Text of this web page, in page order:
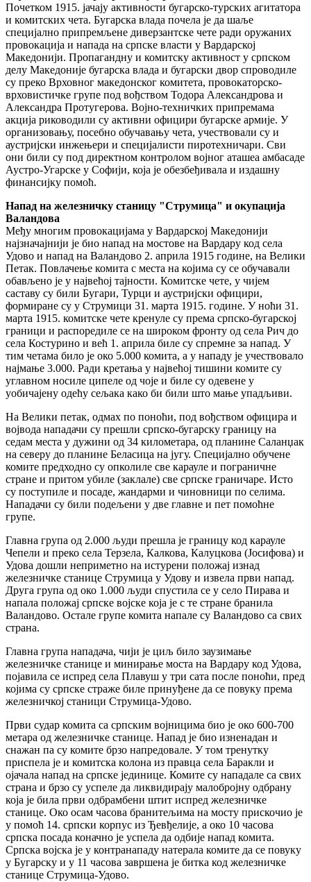
Почетком 1915. јачају активности бугарско-турских агитатора
и комитских чета. Бугарска влада почела је да шаље
специјално припремљене диверзантске чете ради оружаних
провокација и напада на српске власти у Вардарској
Македонији. Пропагандну и комитску активност у српском
делу Македоније бугарска влада и бугарски двор спроводиле
су преко Врховног македонског комитета, провокаторско-
врховистичке групе под вођством Тодора Александрова и
Александра Протугерова. Војно-техничких припремама
акција риководили су активни официри бугарске армије. У
организовању, посебно обучавању чета, учествовали су и
аустријски инжењери и специјалисти пиротехничари. Сви
они били су под директном контролом војног аташеа амбасаде
Аустро-Угарске у Софији, која је обезбеђивала и издашну
финансијку помоћ.
Напад на железничку станицу "Струмица" и окупација
Валандова
Међу многим провокацијама у Вардарској Македонији
најзначајнији је био напад на мостове на Вардару код села
Удово и напад на Валандово 2. априла 1915 године, на Велики
Петак. Повлачење комита с места на којима су се обучавали
обављено је у највећој тајности. Комитске чете, у чијем
саставу су били Бугари, Турци и аустријски официри,
формиране су у Струмици 31. марта 1915. године. У ноћи 31.
марта 1915. комитске чете кренуле су према српско-бугарској
граници и распоредиле се на широком фронту од села Рич до
села Костурино и већ 1. априла биле су спремне за напад. У
тим четама било је око 5.000 комита, а у нападу је учествовало
најмање 3.000. Ради кретања у највећој тишини комите су
углавном носиле ципеле од чоје и биле су одевене у
уобичајену одећу сељака како би били што мање упадљиви.
На Велики петак, одмах по поноћи, под вођством официра и
војвода нападачи су прешли српско-бугарску границу на
седам места у дужини од 34 километара, од планине Саланџак
на северу до планине Беласица на југу. Специјално обучене
комите предходно су опколиле све карауле и пограничне
стране и притом убиле (заклале) све српске граничаре. Исто
су поступиле и посаде, жандарми и чиновници по селима.
Нападачи су били подељени у две главне и пет помоћне
групе.
Главна група од 2.000 људи прешла је границу код карауле
Чепели и преко села Терзела, Калкова, Калуцкова (Јосифова) и
Удова дошли неприметно на истурени положај изнад
железничке станице Струмица у Удову и извела први напад.
Друга група од око 1.000 људи спустила се у село Пирава и
напала положај српске војске која је с те стране бранила
Валандово. Остале групе комита напале су Валандово са свих
страна.
Главна група нападача, чији је циљ било заузимање
железничке станице и минирање моста на Вардару код Удова,
појавила се испред села Плавуш у три сата после поноћи, пред
којима су српске страже биле принуђене да се повуку према
железничкој станици Струмица-Удово.
Први судар комита са српским војницима био је око 600-700
метара од железничке станице. Напад је био изненадан и
снажан па су комите брзо напредовале. У том тренутку
приспела је и комитска колона из правца села Баракли и
ојачала напад на српске јединице. Комите су нападале са свих
страна и брзо су успеле да ликвидирају малобројну одбрану
која је била први одбрамбени штит испред железничке
станице. Око осам часова бранитељима на мосту прискочио је
у помоћ 14. српски корпус из Ђевђелије, а око 10 часова
српска посада коначно је успела да одбије напад комита.
Српска војска је у контранападу натерала комите да се повуку
у Бугарску и у 11 часова завршена је битка код железничке
станице Струмица-Удово.